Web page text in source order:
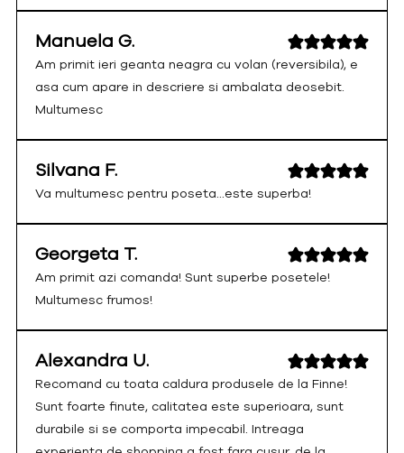
Manuela G.
Am primit ieri geanta neagra cu volan (reversibila), e
asa cum apare in descriere si ambalata deosebit.
Multumesc
Silvana F.
Va multumesc pentru poseta...este superba!
Georgeta T.
Am primit azi comanda! Sunt superbe posetele!
Multumesc frumos!
Alexandra U.
Recomand cu toata caldura produsele de la Finne!
Sunt foarte finute, calitatea este superioara, sunt
durabile si se comporta impecabil. Intreaga